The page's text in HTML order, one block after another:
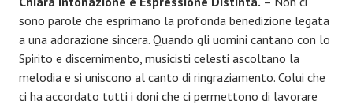
sono parole che esprimano la profonda benedizione legata
a una adorazione sincera. Quando gli uomini cantano con lo
Spirito e discernimento, musicisti celesti ascoltano la
melodia e si uniscono al canto di ringraziamento. Colui che
ci ha accordato tutti i doni che ci permettono di lavorare